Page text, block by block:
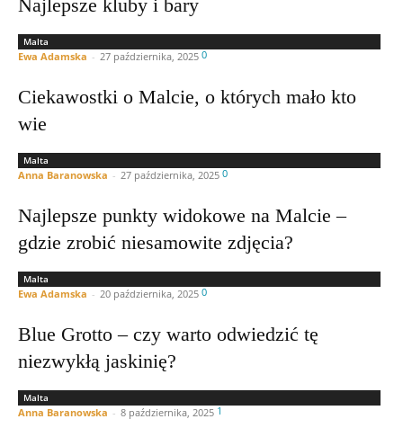
Najlepsze kluby i bary
Malta
Ewa Adamska - 27 października, 2025 0
Ciekawostki o Malcie, o których mało kto
wie
Malta
Anna Baranowska - 27 października, 2025 0
Najlepsze punkty widokowe na Malcie –
gdzie zrobić niesamowite zdjęcia?
Malta
Ewa Adamska - 20 października, 2025 0
Blue Grotto – czy warto odwiedzić tę
niezwykłą jaskinię?
Malta
Anna Baranowska - 8 października, 2025 1